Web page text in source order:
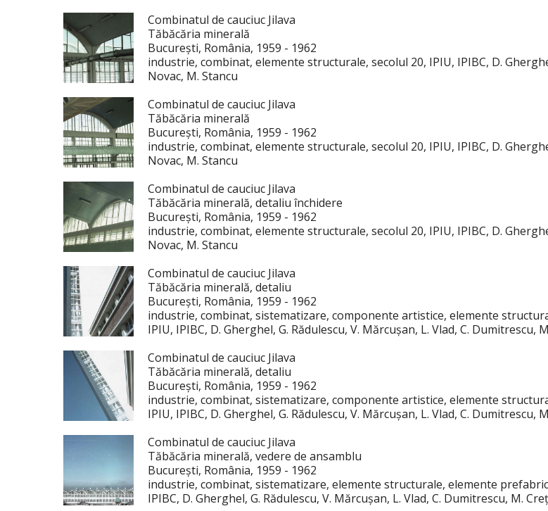
Combinatul de cauciuc Jilava
Tăbăcăria minerală
București, România, 1959 - 1962
industrie, combinat, elemente structurale, secolul 20, IPIU, IPIBC, D.
Novac, M. Stancu
Combinatul de cauciuc Jilava
Tăbăcăria minerală
București, România, 1959 - 1962
industrie, combinat, elemente structurale, secolul 20, IPIU, IPIBC, D.
Novac, M. Stancu
Combinatul de cauciuc Jilava
Tăbăcăria minerală, detaliu închidere
București, România, 1959 - 1962
industrie, combinat, elemente structurale, secolul 20, IPIU, IPIBC, D.
Novac, M. Stancu
Combinatul de cauciuc Jilava
Tăbăcăria minerală, detaliu
București, România, 1959 - 1962
industrie, combinat, sistematizare, componente artistice, elemente
IPIU, IPIBC, D. Gherghel, G. Rădulescu, V. Mărcușan, L. Vlad, C. Dumitrescu,
Combinatul de cauciuc Jilava
Tăbăcăria minerală, detaliu
București, România, 1959 - 1962
industrie, combinat, sistematizare, componente artistice, elemente
IPIU, IPIBC, D. Gherghel, G. Rădulescu, V. Mărcușan, L. Vlad, C. Dumitrescu,
Combinatul de cauciuc Jilava
Tăbăcăria minerală, vedere de ansamblu
București, România, 1959 - 1962
industrie, combinat, sistematizare, elemente structurale, elemente
IPIBC, D. Gherghel, G. Rădulescu, V. Mărcușan, L. Vlad, C. Dumitrescu, M.